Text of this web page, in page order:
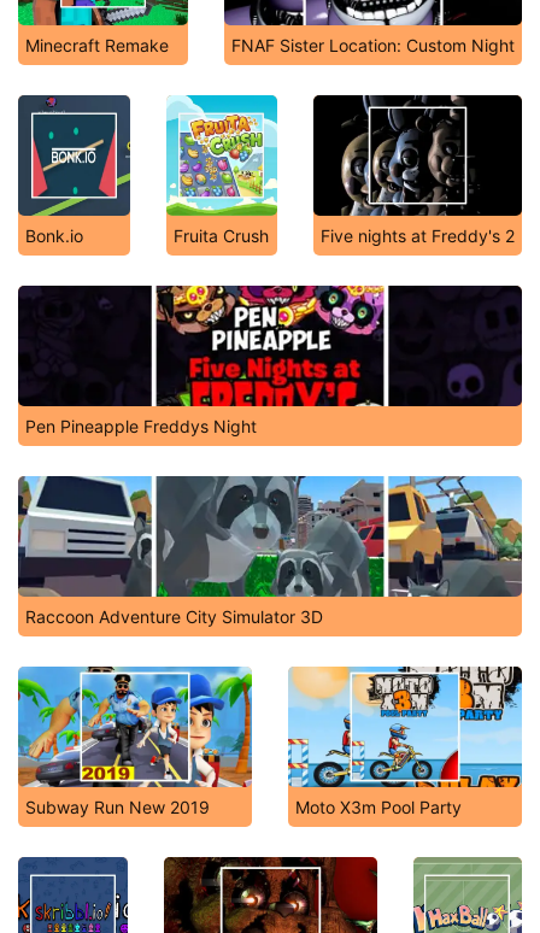
Minecraft Remake FNAF Sister Location: Custom Night
Bonk.io Fruita Crush Five nights at Freddy's 2
Pen Pineapple Freddys Night
Raccoon Adventure City Simulator 3D
Subway Run New 2019 Moto X3m Pool Party